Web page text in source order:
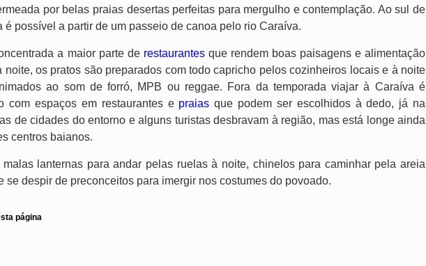
por belas praias desertas perfeitas para mergulho e contemplação. Ao sul de
é possível a partir de um passeio de canoa pelo rio Caraíva.
a maior parte de restaurantesque rendem boas paisagens e alimentação
os pratos são preparados com todo capricho pelos cozinheiros locais e à noite
ao som de forró, MPB ou reggae. Fora da temporada viajar à Caraíva é
com espaços em restaurantes e praias que podem ser escolhidos à dedo, já na
de cidades do entorno e alguns turistas desbravam à região, mas está longe ainda
centros baianos.
lanternas para andar pelas ruelas à noite, chinelos para caminhar pela areia
se despir de preconceitos para imergir nos costumes do povoado.
página